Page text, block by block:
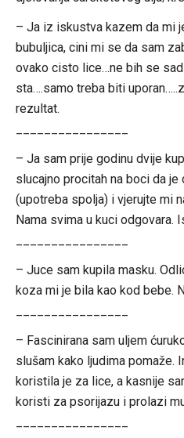
– Ja iz iskustva kazem da mi
bubuljica, cini mi se da sam
ovako cisto lice…ne bih se
sta….samo treba biti
rezultat.
– Ja sam prije godinu dvije
slucajno procitah na boci da
(upotreba spolja) i vjerujte mi
Nama svima u kuci odgovara.
– Juce sam kupila masku.
koza mi je bila kao kod bebe.
– Fascinirana sam uljem
slušam kako ljudima pomaže.
koristila je za lice, a kasnije
koristi za psorijazu i prolazi